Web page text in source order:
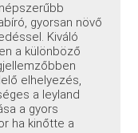
gyorsan növő
Kiváló
a különböző
elhelyezés,
a leyland
a gyors
ha kinőtte a